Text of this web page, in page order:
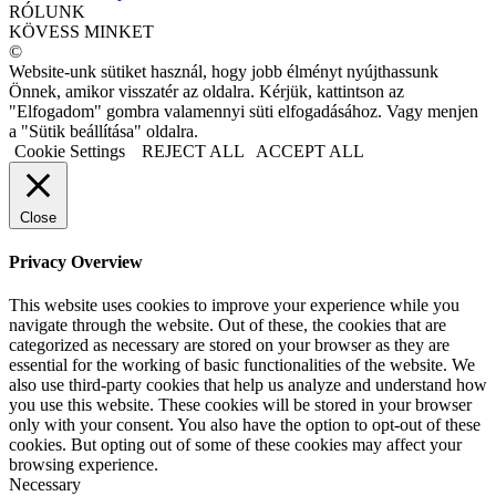
RÓLUNK
KÖVESS MINKET
©
Website-unk sütiket használ, hogy jobb élményt nyújthassunk
Önnek, amikor visszatér az oldalra. Kérjük, kattintson az
"Elfogadom" gombra valamennyi süti elfogadásához. Vagy menjen
a "Sütik beállítása" oldalra.
Cookie Settings
REJECT ALL ACCEPT ALL
Close
Privacy Overview
This website uses cookies to improve your experience while you
navigate through the website. Out of these, the cookies that are
categorized as necessary are stored on your browser as they are
essential for the working of basic functionalities of the website. We
also use third-party cookies that help us analyze and understand how
you use this website. These cookies will be stored in your browser
only with your consent. You also have the option to opt-out of these
cookies. But opting out of some of these cookies may affect your
browsing experience.
Necessary